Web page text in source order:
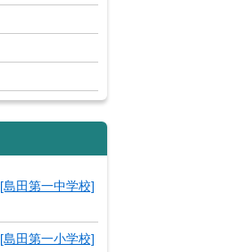
[島田第一中学校]
[島田第一小学校]